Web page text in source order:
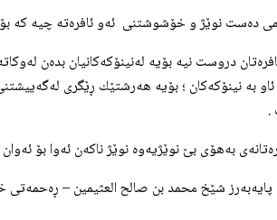
دروست نیه‌ بۆیه‌ له‌نینۆكه‌كانیان بده‌ن
به‌ نینۆكه‌كان ؛ بۆیه‌ هه‌رشتێك ڕێگری
.
به‌هۆی بێ نوێژیه‌وه‌ نوێژ ناكه‌ن ئه‌وا بۆ
پایه‌به‌رز شێخ محمد بن صالح العثيمين – ڕه‌حمه‌تی